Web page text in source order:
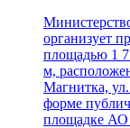
организует
площадью 1
м,
Магнитка,
форме
площадке